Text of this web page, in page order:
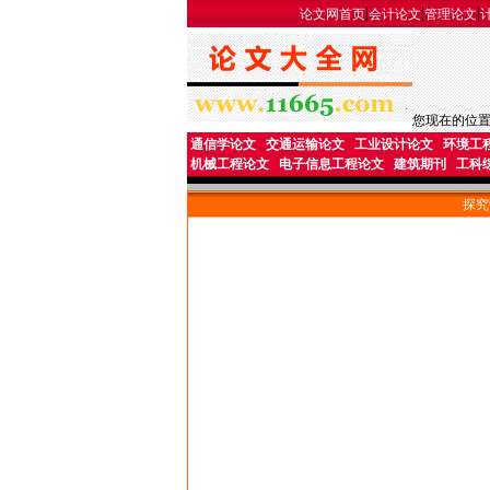
论文网首页|会计论文|管理论文|
您现在的位
通信学论文
交通运输论文 工业设计论文
环境工
机械工程论文
电子信息工程论文 建筑期刊 工科
探